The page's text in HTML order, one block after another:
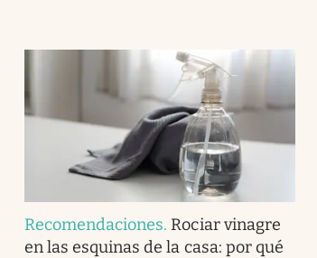
Recomendaciones. Rociar vinagre
en las esquinas de la casa: por qué